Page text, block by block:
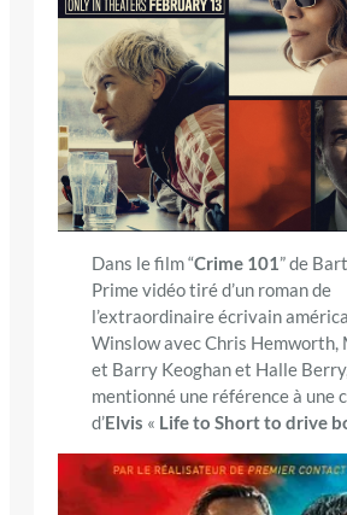
Dans le film “Crime 101” de
Prime vidéo tiré d’un roman de
l’extraordinaire écrivain
Winslow avec Chris Hemworth,
et Barry Keoghan et Halle
mentionné une référence à une
d’Elvis « Life to Short to drive